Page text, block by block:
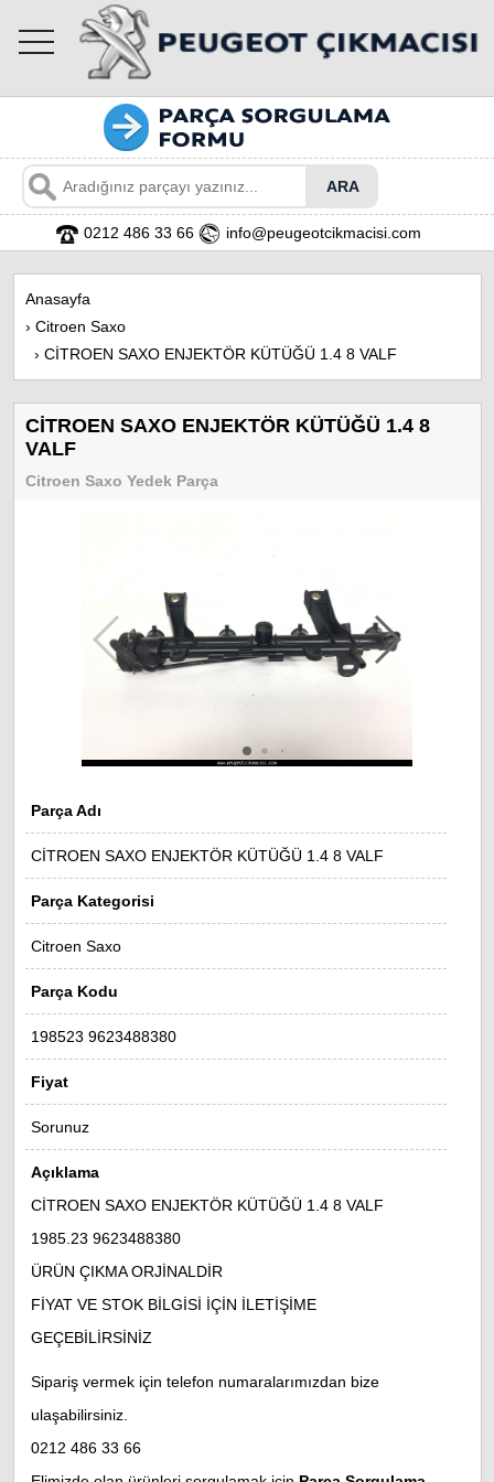
toggle
navigation
0212 486 33 66 info@peugeotcikmacisi.com
Anasayfa
› Citroen Saxo
› CİTROEN SAXO ENJEKTÖR KÜTÜĞÜ 1.4 8 VALF
CİTROEN SAXO ENJEKTÖR KÜTÜĞÜ 1.4 8
VALF
Citroen Saxo Yedek Parça
Parça Adı
CİTROEN SAXO ENJEKTÖR KÜTÜĞÜ 1.4 8 VALF
Parça Kategorisi
Citroen Saxo
Parça Kodu
198523 9623488380
Fiyat
Sorunuz
Açıklama
CİTROEN SAXO ENJEKTÖR KÜTÜĞÜ 1.4 8 VALF
1985.23 9623488380
ÜRÜN ÇIKMA ORJİNALDİR
FİYAT VE STOK BİLGİSİ İÇİN İLETİŞİME
GEÇEBİLİRSİNİZ
Sipariş vermek için telefon numaralarımızdan bize
ulaşabilirsiniz.
0212 486 33 66